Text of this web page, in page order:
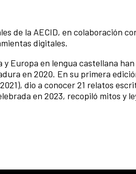
de la AECID, en colaboración
digitales.
Europa en lengua castellana
en 2020. En su primera
dio a conocer 21 relatos
en 2023, recopiló mitos y